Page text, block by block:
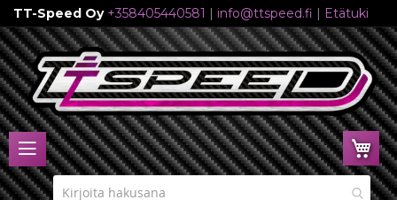
TT-Speed Oy +358405440581 | info@ttspeed.fi | Etätuki
Skip
to
Content